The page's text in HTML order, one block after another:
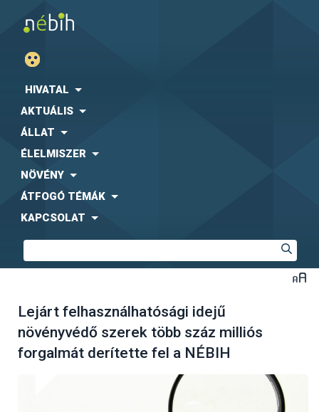
HIVATAL
AKTUÁLIS
ÁLLAT
ÉLELMISZER
NÖVÉNY
ÁTFOGÓ TÉMÁK
KAPCSOLAT
Lejárt felhasználhatósági idejű
növényvédő szerek több száz milliós
forgalmát derítette fel a NÉBIH